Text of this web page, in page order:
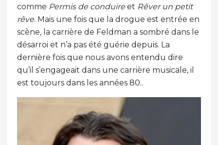
comme Permis de conduireet Rêver un petit
rêve. Mais une fois que la drogue est entrée en
scène, la carrière de Feldman a sombré dans le
désarroi et n’a pas été guérie depuis. La
dernière fois que nous avons entendu dire
qu’il s’engageait dans une carrière musicale, il
est toujours dans les années 80..